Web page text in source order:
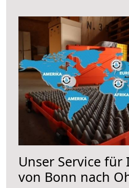
Unser Service
von Bonn nach